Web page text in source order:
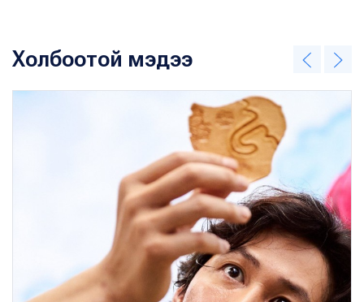
Холбоотой мэдээ